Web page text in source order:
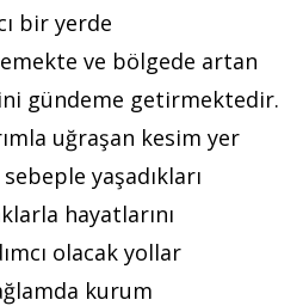
bir yerde
ve bölgede artan
gündeme getirmektedir.
uğraşan kesim yer
yaşadıkları
hayatlarını
olacak yollar
kurum